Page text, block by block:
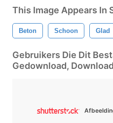
This Image Appears In
Beton Schoon Glad
Gebruikers Die Dit
Gedownload,